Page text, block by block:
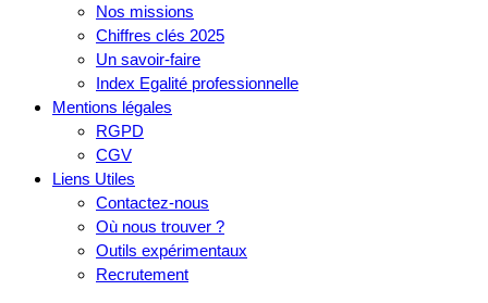
Nos missions
Chiffres clés 2025
Un savoir-faire
Index Egalité professionnelle
Mentions légales
RGPD
CGV
Liens Utiles
Contactez-nous
Où nous trouver ?
Outils expérimentaux
Recrutement